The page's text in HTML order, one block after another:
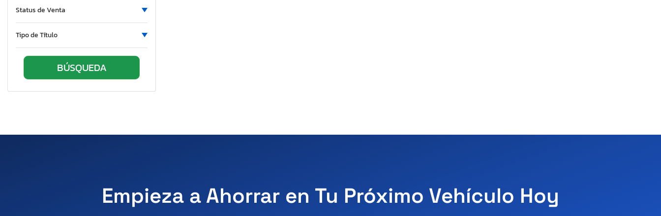
Quebec
South Carolina
South Dakota
Status de Venta
Tipo de Título
Empieza a Ahorrar en Tu Próximo Vehículo Hoy